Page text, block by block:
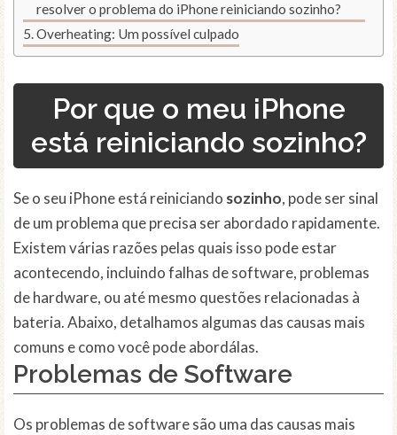
resolver o problema do iPhone reiniciando sozinho?
Overheating: Um possível culpado
Por que o meu iPhone
está reiniciando sozinho?
Se o seu iPhone está reiniciando sozinho, pode ser sinal
de um problema que precisa ser abordado rapidamente.
Existem várias razões pelas quais isso pode estar
acontecendo, incluindo falhas de software, problemas
de hardware, ou até mesmo questões relacionadas à
bateria. Abaixo, detalhamos algumas das causas mais
comuns e como você pode abordálas.
Problemas de Software
Os problemas de software são uma das causas mais